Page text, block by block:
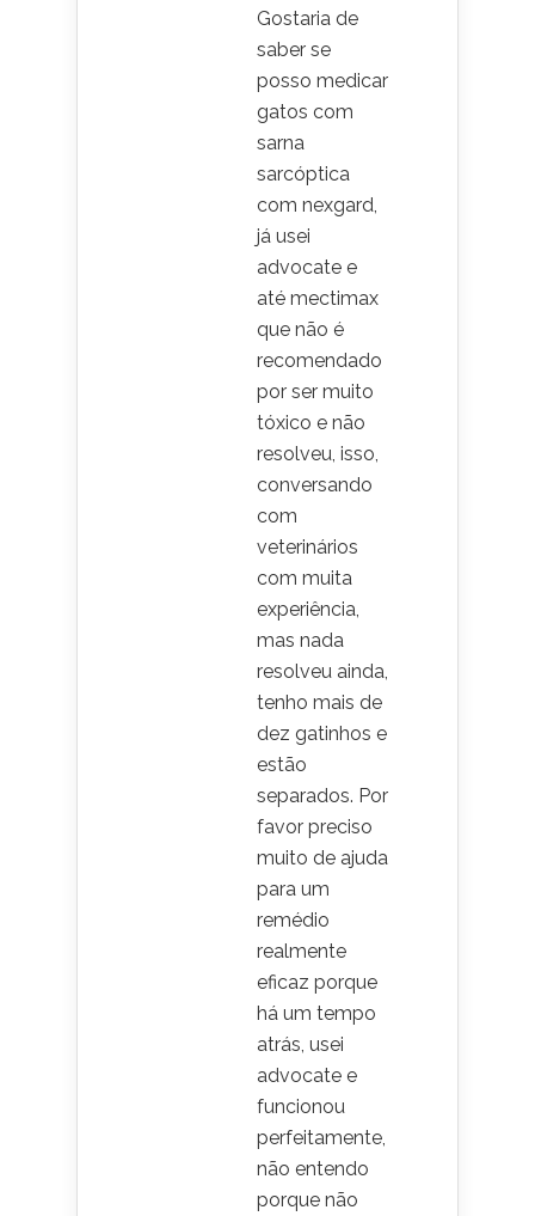
Gostaria de
saber se
posso medicar
gatos com
sarna
sarcóptica
com nexgard,
já usei
advocate e
até mectimax
que não é
recomendado
por ser muito
tóxico e não
resolveu, isso,
conversando
com
veterinários
com muita
experiência,
mas nada
resolveu ainda,
tenho mais de
dez gatinhos e
estão
separados. Por
favor preciso
muito de ajuda
para um
remédio
realmente
eficaz porque
há um tempo
atrás, usei
advocate e
funcionou
perfeitamente,
não entendo
porque não